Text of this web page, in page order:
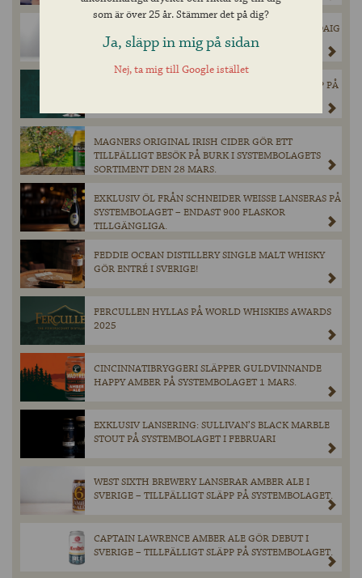
INNIS & GUNN’S SUCCÉSAMARBETE MED LAPHROAIG
ÄR TILLBAKA!
CHIMAY GRÖN ÅTERVÄNDER I BEGRÄNSAT SLÄPP PÅ
MAGNERS ORIGINAL IRISH CIDER GÖR ETT
TILLFÄLLIGT BESÖK PÅ BURK I SYSTEMBOLAGETS
SORTIMENT DEN 28 MARS.
EXKLUSIV ÖL FRÅN SCHNEIDER WEISSE LANSERAS PÅ
SYSTEMBOLAGET – ENDAST 900 FLASKOR
TILLGÄNGLIGA.
FEDDIE OCEAN DISTILLERY SINGLE MALT WHISKY
GÖR ENTRÉ I SVERIGE!
FERCULLEN HYLLAS PÅ WORLD WHISKIES AWARDS
2025
CINCINNATIBRYGGERI SLÄPPER GULDVINNANDE
HAPPY AMBER PÅ SYSTEMBOLAGET 1 MARS.
EXKLUSIV LANSERING: SULLIVAN’S BLACK MARBLE
STOUT PÅ SYSTEMBOLAGET I FEBRUARI
WEST SIXTH BREWERY LANSERAR AMBER ALE I
SVERIGE – TILLFÄLLIGT SLÄPP PÅ SYSTEMBOLAGET.
CAPTAIN LAWRENCE AMBER ALE GÖR DEBUT I
SVERIGE – TILLFÄLLIGT SLÄPP PÅ SYSTEMBOLAGET.
som är över 25 år. Stämmer det på dig?
Ja, släpp in mig på sidan
Nej, ta mig till Google istället